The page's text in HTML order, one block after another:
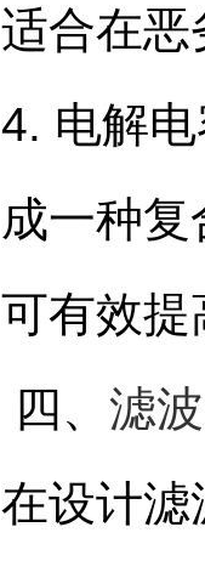
适合在恶
4. 电解
成一种
可有效提
四、 滤
在设计滤